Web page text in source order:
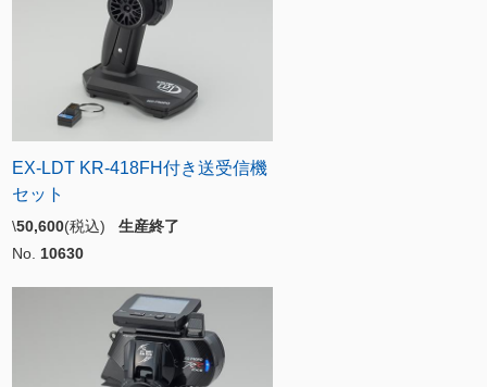
EX-LDT KR-418FH付き送受信機
セット
\50,600(税込) 生産終了
No. 10630